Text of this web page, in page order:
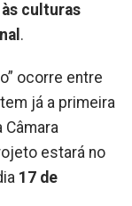
culturas
.
ocorre entre
já a primeira
Câmara
estará no
17 de